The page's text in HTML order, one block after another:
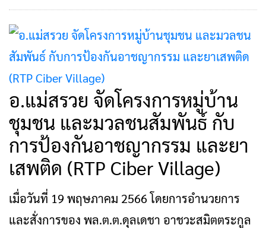
อ.แม่สรวย จัดโครงการหมู่บ้าน
ชุมชน และมวลชนสัมพันธ์ กับ
การป้องกันอาชญากรรม และยา
เสพติด (RTP Ciber Village)
เมื่อวันที่ 19 พฤษภาคม 2566 โดยการอำนวยการ
และสั่งการของ พล.ต.ต.ดุลเดชา อาชวะสมิตตระกูล